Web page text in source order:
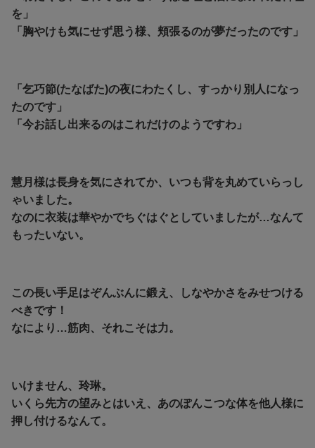
を」
「胸やけも気にせず思う様、頬張るのが夢だったのです」
「乞巧節(たなばた)の夜にわたくし、すっかり別人になっ
たのです」
「今お話し出来るのはこれだけのようですわ」
慧月様は長身を気にされてか、いつも背を丸めていらっし
ゃいました。
なのに衣装は華やかでちぐはぐとしていましたが…なんて
もったいない。
この長い手足はぞんぶんに鍛え、しなやかさをみせつける
べきです！
なにより…筋肉、それこそは力。
いけません、玲琳。
いくら先方の望みとはいえ、あのぽんこつな体を他人様に
押し付けるなんて。